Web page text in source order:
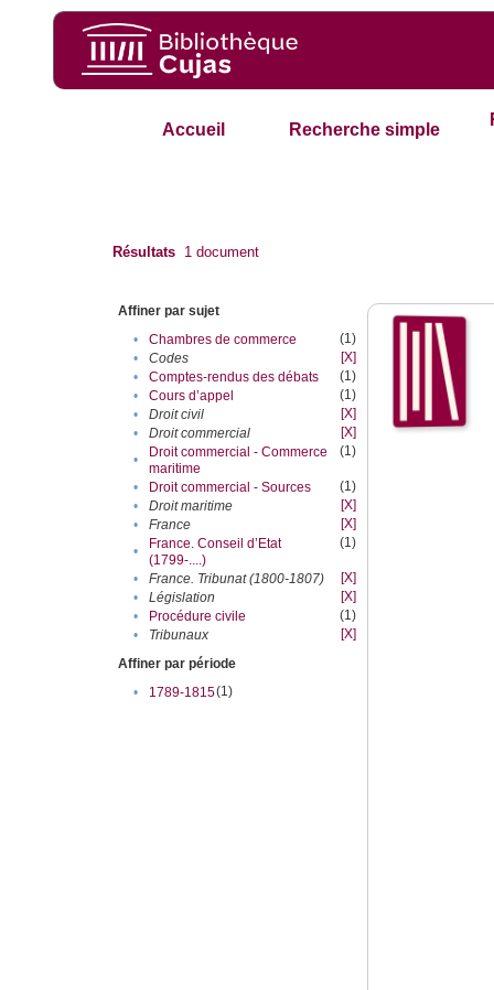
Accueil Recherche simple
Résultats 1 document
Affiner par sujet
•
Chambres de commerce
(1)
•
Codes
[X]
•
Comptes-rendus des débats
(1)
•
Cours d’appel
(1)
•
Droit civil
[X]
•
Droit commercial
[X]
•
Droit commercial - Commerce
maritime
(1)
• Droit commercial - Sources
(1)
•
Droit maritime
[X]
•
France
[X]
•
France. Conseil d’Etat
(1799-....)
(1)
• France. Tribunat (1800-1807)
[X]
•
Législation
[X]
•
Procédure civile
(1)
•
Tribunaux
[X]
Affiner par période
•
1789-1815(1)